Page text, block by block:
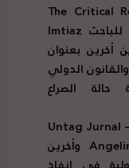
The Critical
للباحث Imtiaz
أخرين بعنوان
الدولي
الصراع
Untag Jurnal
وأخرين